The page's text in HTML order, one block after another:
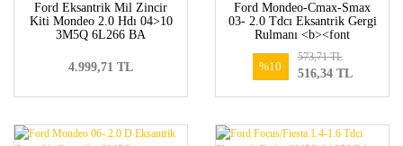
Ford Eksantrik Mil Zincir
Kiti Mondeo 2.0 Hdı 04>10
3M5Q 6L266 BA
4.999,71 TL
Ford Mondeo-Cmax-Smax
03- 2.0 Tdcı Eksantrik Gergi
Rulmanı <b><font
AA-1231978</font></b>
%10
516,34 TL
573,71 TL